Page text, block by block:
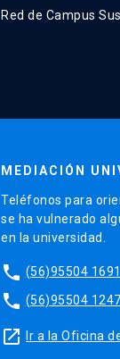
Red de Campus
MEDIACIÓN
Teléfonos para
se ha vulnerado
en la universidad.
phone (56)95504 1691
phone (56)95504 1247
launch Ir a la Oficina